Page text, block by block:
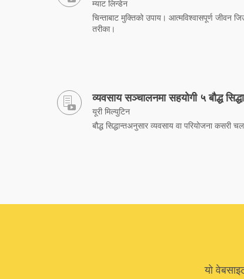
म्याट लिन्डेन
चिन्ताबाट मुक्तिको उपाय। आत्मविश्वासपूर्ण जीवन
तरीका।
व्यवसाय सञ्चालनमा सहयोगी ५ बौद्ध
यूरी मिल्युटिन
बौद्ध सिद्धान्तअनुसार व्यवसाय वा परियोजना कसरी
यो